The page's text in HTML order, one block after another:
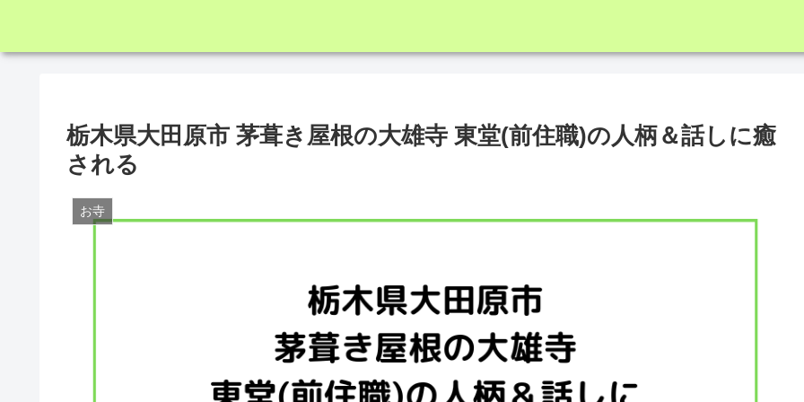
栃木県大田原市 茅葺き屋根の大雄寺 東堂(前住職)の人柄＆話しに癒
される
お寺